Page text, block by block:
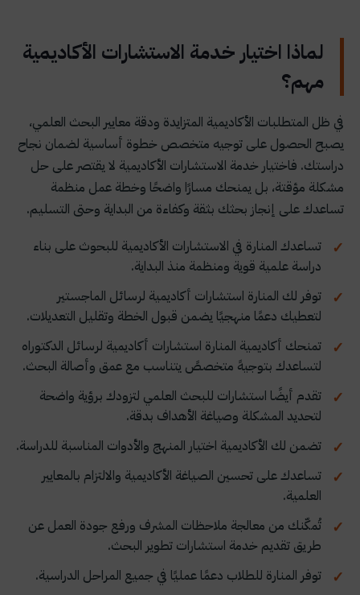
لماذا اختيار خدمة الاستشارات الأكاديمية
مهم؟
في ظل المتطلبات الأكاديمية المتزايدة ودقة معايير البحث العلمي،
يصبح الحصول على توجيه متخصص خطوة أساسية لضمان نجاح
دراستك. فاختيار خدمة الاستشارات الأكاديمية لا يقتصر على حل
مشكلة مؤقتة، بل يمنحك مسارًا واضحًا وخطة عمل منظمة
تساعدك على إنجاز بحثك بثقة وكفاءة من البداية وحتى التسليم.
تساعدك المنارة في الاستشارات الأكاديمية للبحوث على بناء
دراسة علمية قوية ومنظمة منذ البداية.
توفر لك المنارة استشارات أكاديمية لرسائل الماجستير
لتعطيك دعمًا منهجيًا يضمن قبول الخطة وتقليل التعديلات.
تمنحك أكاديمية المنارة استشارات أكاديمية لرسائل الدكتوراه
لتساعدك بتوجيهً متخصصً يتناسب مع عمق وأصالة البحث.
تقدم أيضًا استشارات للبحث العلمي لتزودك برؤية واضحة
لتحديد المشكلة وصياغة الأهداف بدقة.
تضمن لك الأكاديمية اختيار المنهج والأدوات المناسبة للدراسة.
تساعدك على تحسين الصياغة الأكاديمية والالتزام بالمعايير
العلمية.
تُمكّنك من معالجة ملاحظات المشرف ورفع جودة العمل عن
طريق تقديم خدمة استشارات تطوير البحث.
توفر المنارة للطلاب دعمًا عمليًا في جميع المراحل الدراسية.